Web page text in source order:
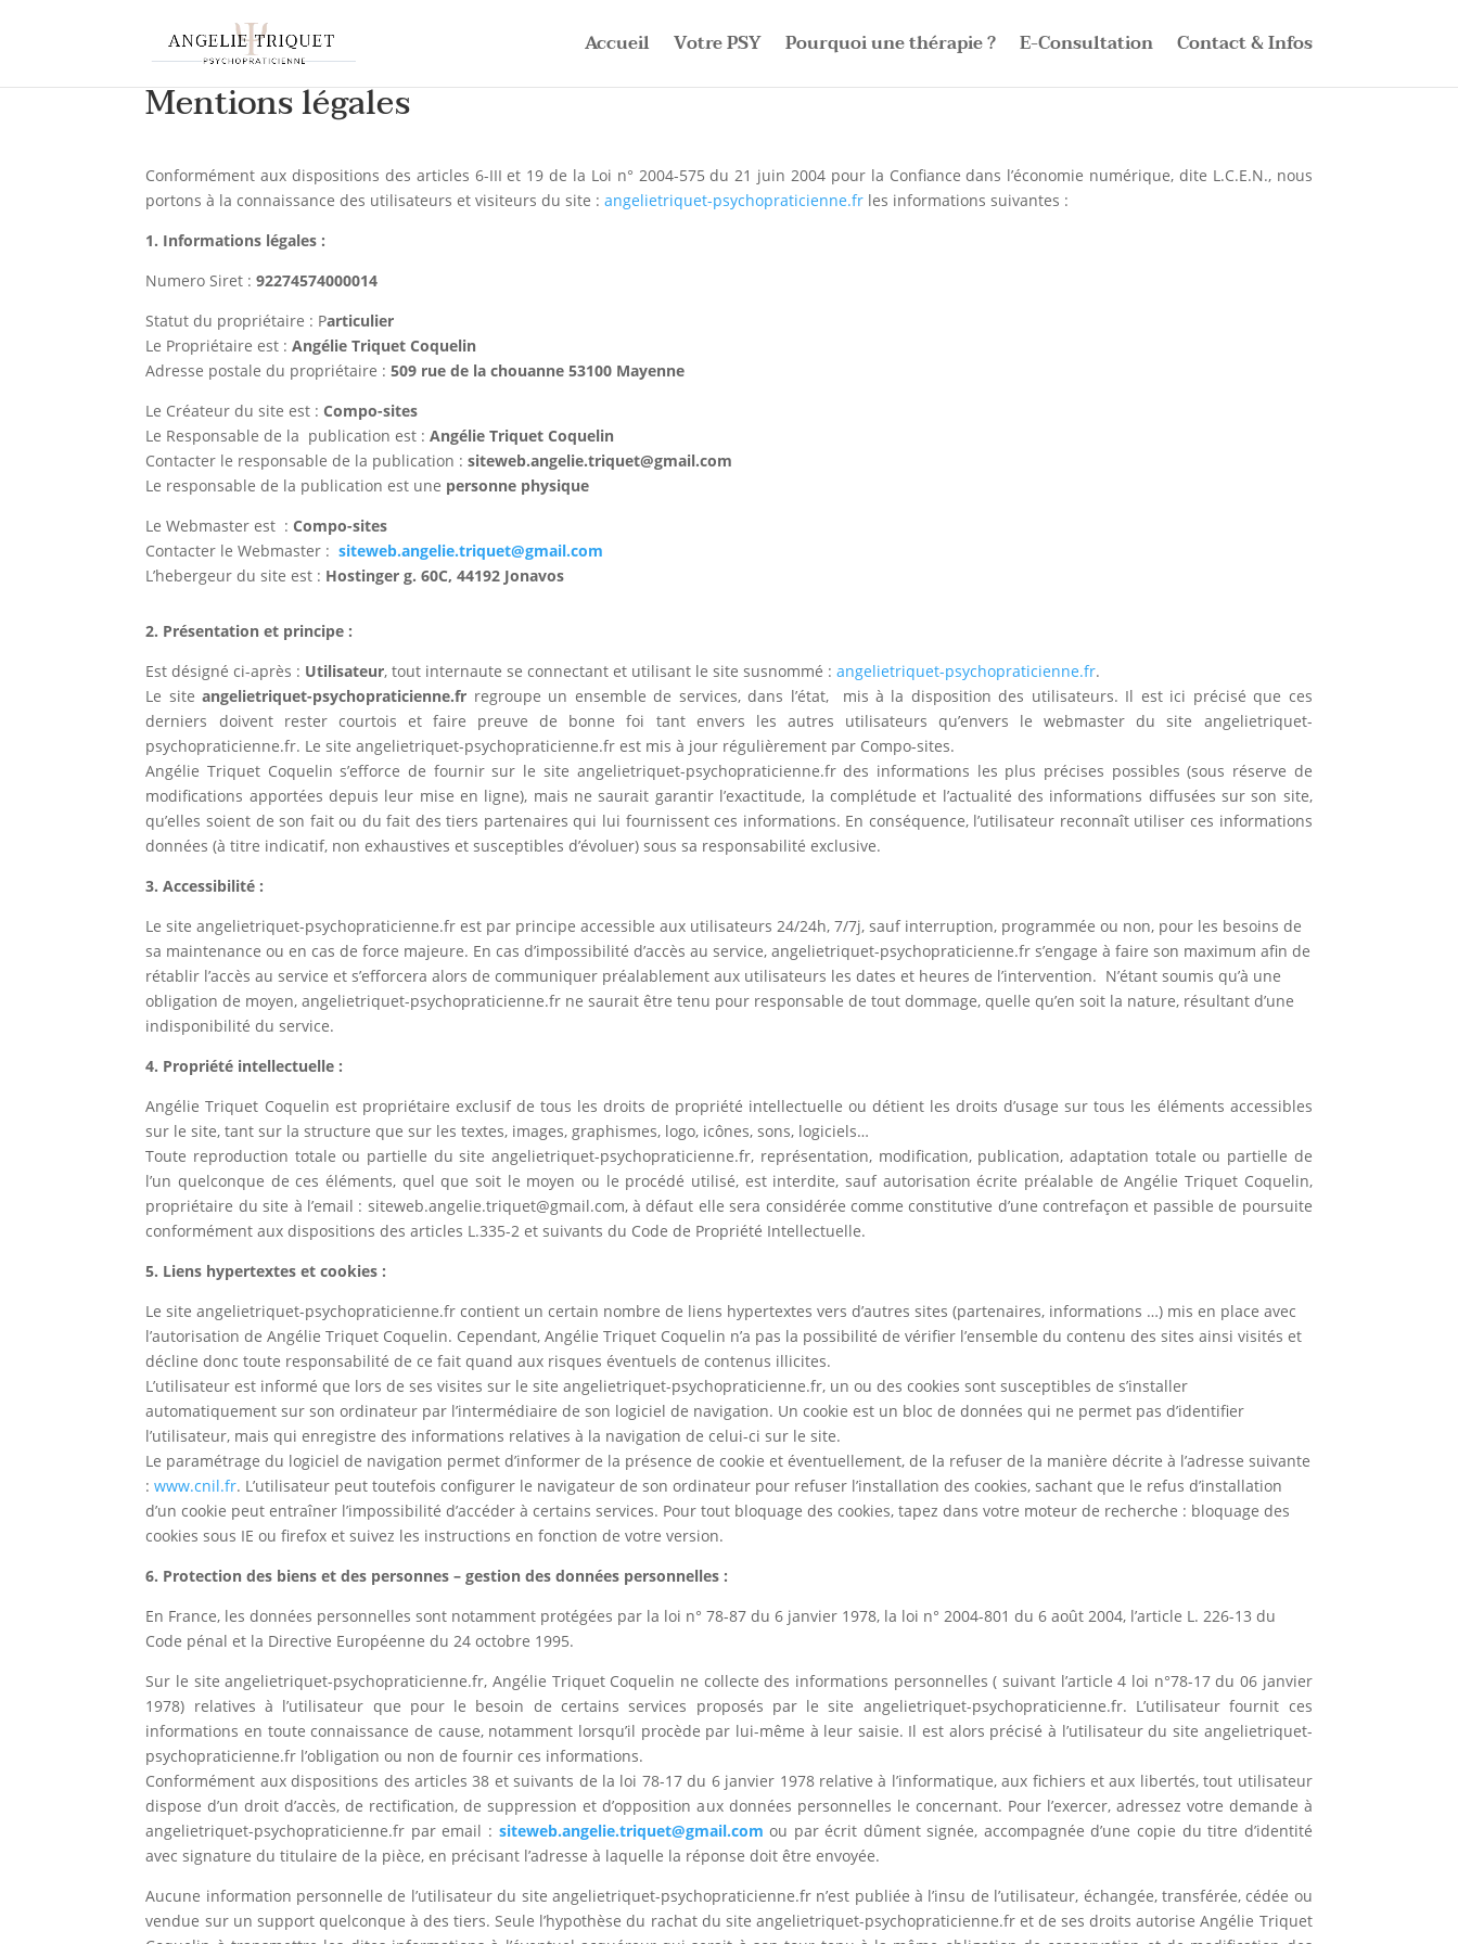
Accueil Votre PSY Pourquoi une thérapie ? E-Consultation Contact & Infos
Mentions légales
Conformément aux dispositions des articles 6-III et 19 de la Loi n° 2004-575 du 21 juin 2004 pour la Confiance dans l’économie numérique, dite L.C.E.N., nous
portons à la connaissance des utilisateurs et visiteurs du site :angelietriquet-psychopraticienne.fr les informations suivantes :
1. Informations légales :
Numero Siret : 92274574000014
Statut du propriétaire : Particulier
Le Propriétaire est :Angélie Triquet Coquelin
Adresse postale du propriétaire :509 rue de la chouanne 53100 Mayenne
Le Créateur du site est :Compo-sites
Le Responsable de la publication est :Angélie Triquet Coquelin
Contacter le responsable de la publication :siteweb.angelie.triquet@gmail.com
Le responsable de la publication est une personne physique
Le Webmaster est :Compo-sites
Contacter le Webmaster :siteweb.angelie.triquet@gmail.com
L’hebergeur du site est : Hostinger g. 60C, 44192 Jonavos
2. Présentation et principe :
Est désigné ci-après : Utilisateur, tout internaute se connectant et utilisant le site susnommé :angelietriquet-psychopraticienne.fr.
Le siteangelietriquet-psychopraticienne.fr regroupe un ensemble de services, dans l’état, mis à la disposition des utilisateurs. Il est ici précisé que ces
derniers doivent rester courtois et faire preuve de bonne foi tant envers les autres utilisateurs qu’envers le webmaster du site angelietriquet-
psychopraticienne.fr. Le site angelietriquet-psychopraticienne.fr est mis à jour régulièrement par Compo-sites.
Angélie Triquet Coquelin s’efforce de fournir sur le site angelietriquet-psychopraticienne.fr des informations les plus précises possibles (sous réserve de
modifications apportées depuis leur mise en ligne), mais ne saurait garantir l’exactitude, la complétude et l’actualité des informations diffusées sur son site,
qu’elles soient de son fait ou du fait des tiers partenaires qui lui fournissent ces informations. En conséquence, l’utilisateur reconnaît utiliser ces informations
données (à titre indicatif, non exhaustives et susceptibles d’évoluer) sous sa responsabilité exclusive.
3. Accessibilité :
Le site angelietriquet-psychopraticienne.fr est par principe accessible aux utilisateurs 24/24h, 7/7j, sauf interruption, programmée ou non, pour les besoins de
sa maintenance ou en cas de force majeure. En cas d’impossibilité d’accès au service, angelietriquet-psychopraticienne.fr s’engage à faire son maximum afin de
rétablir l’accès au service et s’efforcera alors de communiquer préalablement aux utilisateurs les dates et heures de l’intervention. N’étant soumis qu’à une
obligation de moyen, angelietriquet-psychopraticienne.fr ne saurait être tenu pour responsable de tout dommage, quelle qu’en soit la nature, résultant d’une
indisponibilité du service.
4. Propriété intellectuelle :
Angélie Triquet Coquelin est propriétaire exclusif de tous les droits de propriété intellectuelle ou détient les droits d’usage sur tous les éléments accessibles
sur le site, tant sur la structure que sur les textes, images, graphismes, logo, icônes, sons, logiciels…
Toute reproduction totale ou partielle du site angelietriquet-psychopraticienne.fr, représentation, modification, publication, adaptation totale ou partielle de
l’un quelconque de ces éléments, quel que soit le moyen ou le procédé utilisé, est interdite, sauf autorisation écrite préalable de Angélie Triquet Coquelin,
propriétaire du site à l’email : siteweb.angelie.triquet@gmail.com, à défaut elle sera considérée comme constitutive d’une contrefaçon et passible de poursuite
conformément aux dispositions des articles L.335-2 et suivants du Code de Propriété Intellectuelle.
5. Liens hypertextes et cookies :
Le site angelietriquet-psychopraticienne.fr contient un certain nombre de liens hypertextes vers d’autres sites (partenaires, informations …) mis en place avec
l’autorisation de Angélie Triquet Coquelin. Cependant, Angélie Triquet Coquelin n’a pas la possibilité de vérifier l’ensemble du contenu des sites ainsi visités et
décline donc toute responsabilité de ce fait quand aux risques éventuels de contenus illicites.
L’utilisateur est informé que lors de ses visites sur le site angelietriquet-psychopraticienne.fr, un ou des cookies sont susceptibles de s’installer
automatiquement sur son ordinateur par l’intermédiaire de son logiciel de navigation. Un cookie est un bloc de données qui ne permet pas d’identifier
l’utilisateur, mais qui enregistre des informations relatives à la navigation de celui-ci sur le site.
Le paramétrage du logiciel de navigation permet d’informer de la présence de cookie et éventuellement, de la refuser de la manière décrite à l’adresse suivante
:www.cnil.fr. L’utilisateur peut toutefois configurer le navigateur de son ordinateur pour refuser l’installation des cookies, sachant que le refus d’installation
d’un cookie peut entraîner l’impossibilité d’accéder à certains services. Pour tout bloquage des cookies, tapez dans votre moteur de recherche : bloquage des
cookies sous IE ou firefox et suivez les instructions en fonction de votre version.
6. Protection des biens et des personnes – gestion des données personnelles :
En France, les données personnelles sont notamment protégées par la loi n° 78-87 du 6 janvier 1978, la loi n° 2004-801 du 6 août 2004, l’article L. 226-13 du
Code pénal et la Directive Européenne du 24 octobre 1995.
Sur le site angelietriquet-psychopraticienne.fr, Angélie Triquet Coquelin ne collecte des informations personnelles ( suivant l’article 4 loi n°78-17 du 06 janvier
1978) relatives à l’utilisateur que pour le besoin de certains services proposés par le site angelietriquet-psychopraticienne.fr. L’utilisateur fournit ces
informations en toute connaissance de cause, notamment lorsqu’il procède par lui-même à leur saisie. Il est alors précisé à l’utilisateur du site angelietriquet-
psychopraticienne.fr l’obligation ou non de fournir ces informations.
Conformément aux dispositions des articles 38 et suivants de la loi 78-17 du 6 janvier 1978 relative à l’informatique, aux fichiers et aux libertés, tout utilisateur
dispose d’un droit d’accès, de rectification, de suppression et d’opposition aux données personnelles le concernant. Pour l’exercer, adressez votre demande à
angelietriquet-psychopraticienne.fr par email : siteweb.angelie.triquet@gmail.com ou par écrit dûment signée, accompagnée d’une copie du titre d’identité
avec signature du titulaire de la pièce, en précisant l’adresse à laquelle la réponse doit être envoyée.
Aucune information personnelle de l’utilisateur du site angelietriquet-psychopraticienne.fr n’est publiée à l’insu de l’utilisateur, échangée, transférée, cédée ou
vendue sur un support quelconque à des tiers. Seule l’hypothèse du rachat du site angelietriquet-psychopraticienne.fr et de ses droits autorise Angélie Triquet